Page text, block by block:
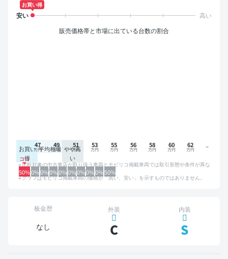
お買い得
販売価格帯と市場に出ている台数の割合
お買い
得
平均相場 やや高
い
50%0%0%0%0%0%0%0%0%50%
47 49 51 53 55 56 58 60 62
比較対象の中古車店が取り扱う車両とモビリコ掲載車両では取引形態や条件が異な
るため、グラフは参考情報です。
グラフはモビリコ掲載車両の価格が「高い、安い」を示すものではありません。
板金歴
なし
外装
C
内装
S